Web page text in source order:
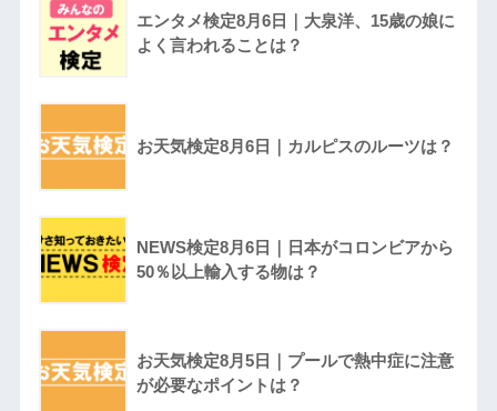
エンタメ検定8月6日｜大泉洋、15歳の娘に
よく言われることは？
お天気検定8月6日｜カルピスのルーツは？
NEWS検定8月6日｜日本がコロンビアから
50％以上輸入する物は？
お天気検定8月5日｜プールで熱中症に注意
が必要なポイントは？